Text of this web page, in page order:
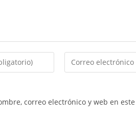
correo electrónico y web en